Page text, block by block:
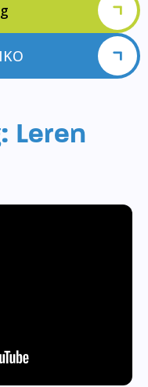
Leren